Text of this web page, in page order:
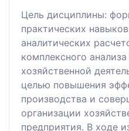
Цель дисциплины:
практических
аналитических
комплексного
хозяйственной
целью повышения
производства и
организации
предприятия. В ходе